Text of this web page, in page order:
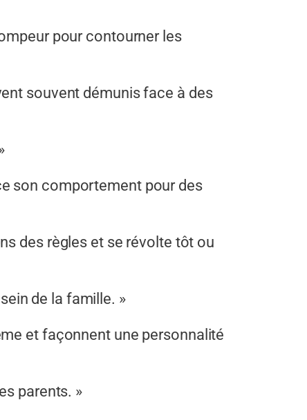
pour contourner les
souvent démunis face à des
son comportement pour des
des règles et se révolte tôt ou
de la famille. »
et façonnent une personnalité
parents. »